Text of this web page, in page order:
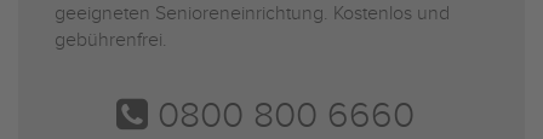
geeigneten Senioreneinrichtung. Kostenlos und
gebührenfrei.
0800 800 6660